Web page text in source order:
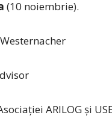
(10 noiembrie).
ARILOG și